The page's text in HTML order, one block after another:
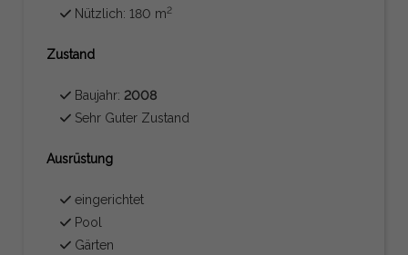
Nützlich: 180 m2
Zustand
Baujahr:2008
Sehr Guter Zustand
Ausrüstung
eingerichtet
Pool
Gärten